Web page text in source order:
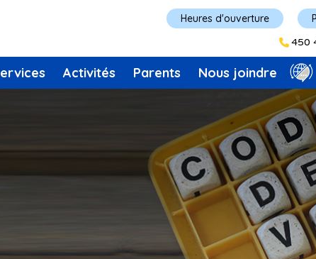
Heures d'ouverture
450
Activités Parents Nous joindre